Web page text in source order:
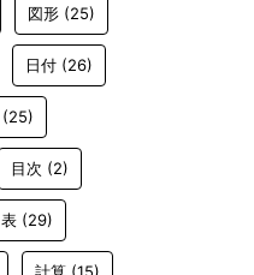
図形 (25)
日付 (26)
(25)
目次 (2)
表 (29)